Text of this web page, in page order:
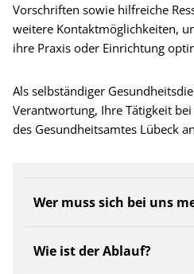
Vorschriften sowie hilfreiche
weitere Kontaktmöglichkeiten,
ihre Praxis oder Einrichtung
Als selbständiger
Verantwortung, Ihre Tätigkeit
des Gesundheitsamtes Lübeck
Wer muss sich bei uns
Wie ist der Ablauf?